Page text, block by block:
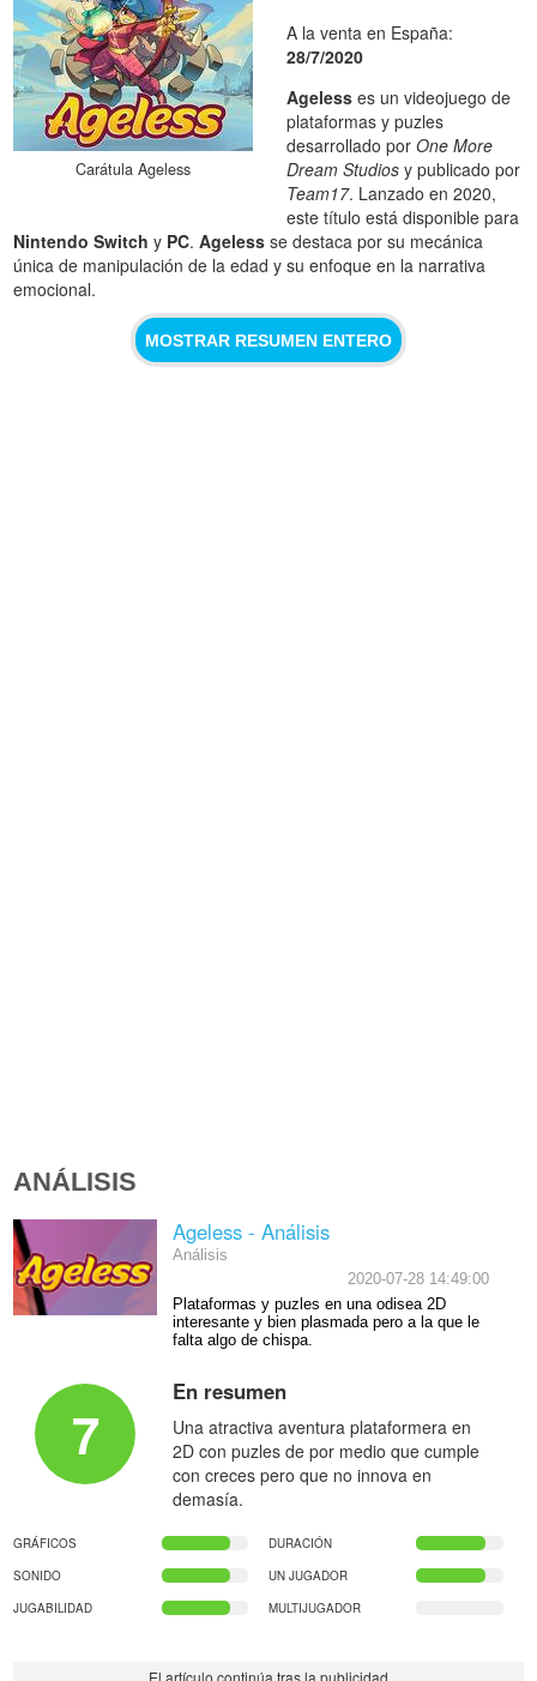
Carátula Ageless
A la venta en España:
28/7/2020
Ageless es un videojuego de
plataformas y puzles
desarrollado porOne More
Dream Studios y publicado por
Team17. Lanzado en 2020,
este título está disponible para
Nintendo Switch y PC.Ageless se destaca por su mecánica
única de manipulación de la edad y su enfoque en la narrativa
emocional.
MOSTRAR RESUMEN ENTERO
ANÁLISIS
Ageless - Análisis
Análisis
2020-07-28 14:49:00
Plataformas y puzles en una odisea 2D
interesante y bien plasmada pero a la que le
falta algo de chispa.
7
En resumen
Una atractiva aventura plataformera en
2D con puzles de por medio que cumple
con creces pero que no innova en
demasía.
GRÁFICOS
DURACIÓN
SONIDO
UN JUGADOR
JUGABILIDAD
MULTIJUGADOR